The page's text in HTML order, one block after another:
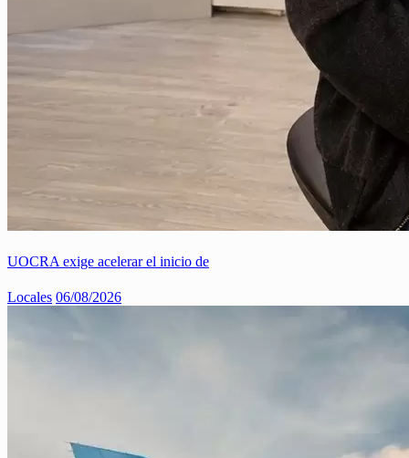
UOCRA exige acelerar el inicio de
Locales 06/08/2026